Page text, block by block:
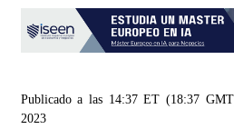
Publicado a las 14:37 ET (18:37
2023